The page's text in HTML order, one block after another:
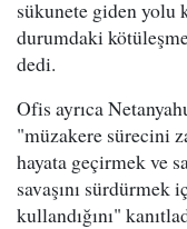
sükunete giden yolu
durumdaki
dedi.
Ofis ayrıca
"müzakere sürecini
hayata geçirmek ve
savaşını
kullandığını"